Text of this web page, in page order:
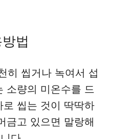
법
히 씹거나 녹여서 섭
소량의 미온수를 드
씹는 것이 딱딱하
금고 있으면 말랑해